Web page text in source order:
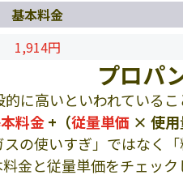
基本料金
1,914円
プロパ
に高いといわれている
料金+（従量単価 × 使用
の使いすぎ」ではなく
金と従量単価をチェック